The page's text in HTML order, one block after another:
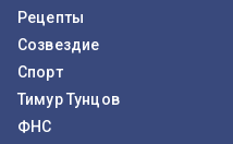
Рецепты
Созвездие
Спорт
Тимур Тунцов
ФНС